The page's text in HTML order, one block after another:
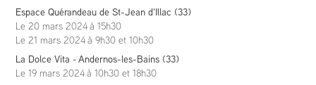
Espace Quérandeau de St-Jean d'Illac (33)
Le 20 mars 2024à 15h30
Le 21 mars 2024à 9h30 et 10h30
La Dolce Vita - Andernos-les-Bains (33)
Le 19 mars 2024à 10h30 et 18h30